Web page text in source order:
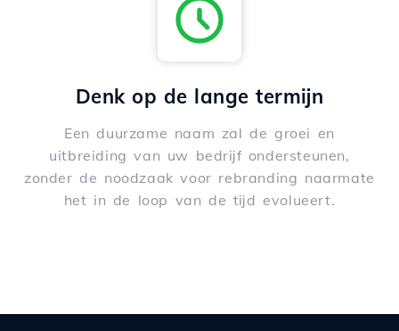
Denk op de lange termijn
Een duurzame naam zal de groei en
uitbreiding van uw bedrijf ondersteunen,
zonder de noodzaak voor rebranding naarmate
het in de loop van de tijd evolueert.